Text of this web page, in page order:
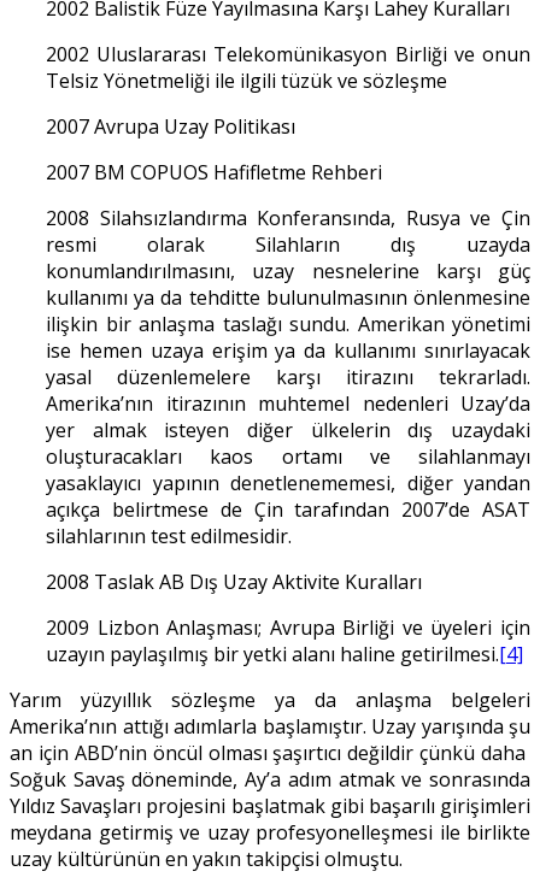
2002 Balistik Füze Yayılmasına Karşı Lahey Kuralları
2002 Uluslararası Telekomünikasyon Birliği ve onun
Telsiz Yönetmeliği ile ilgili tüzük ve sözleşme
2007 Avrupa Uzay Politikası
2007 BM COPUOS Hafifletme Rehberi
2008 Silahsızlandırma Konferansında, Rusya ve Çin
resmi olarak Silahların dış uzayda
konumlandırılmasını, uzay nesnelerine karşı güç
kullanımı ya da tehditte bulunulmasının önlenmesine
ilişkin bir anlaşma taslağı sundu. Amerikan yönetimi
ise hemen uzaya erişim ya da kullanımı sınırlayacak
yasal düzenlemelere karşı itirazını tekrarladı.
Amerika’nın itirazının muhtemel nedenleri Uzay’da
yer almak isteyen diğer ülkelerin dış uzaydaki
oluşturacakları kaos ortamı ve silahlanmayı
yasaklayıcı yapının denetlenememesi, diğer yandan
açıkça belirtmese de Çin tarafından 2007’de ASAT
silahlarının test edilmesidir.
2008 Taslak AB Dış Uzay Aktivite Kuralları
2009 Lizbon Anlaşması; Avrupa Birliği ve üyeleri için
uzayın paylaşılmış bir yetki alanı haline getirilmesi.[4]
Yarım yüzyıllık sözleşme ya da anlaşma belgeleri
Amerika’nın attığı adımlarla başlamıştır. Uzay yarışında şu
an için ABD’nin öncül olması şaşırtıcı değildir çünkü daha
Soğuk Savaş döneminde, Ay’a adım atmak ve sonrasında
Yıldız Savaşları projesini başlatmak gibi başarılı girişimleri
meydana getirmiş ve uzay profesyonelleşmesi ile birlikte
uzay kültürünün en yakın takipçisi olmuştu.